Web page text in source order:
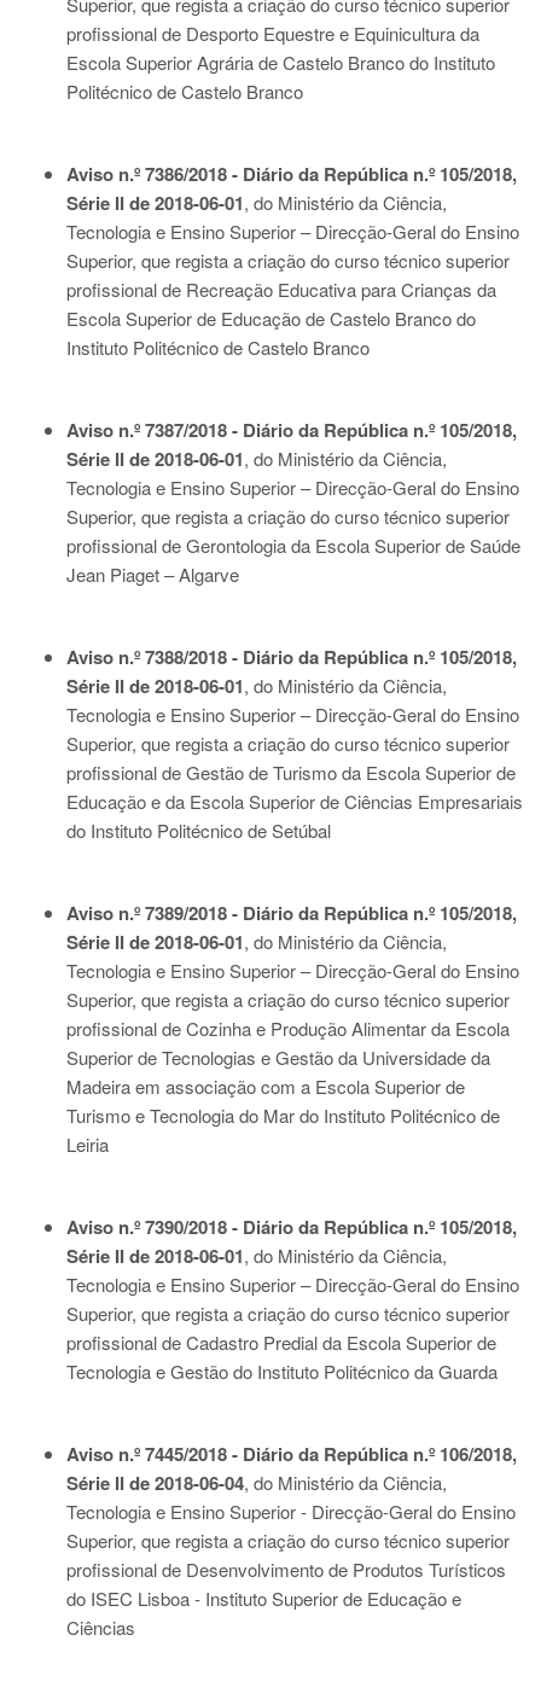
profissional de Desporto Equestre e Equinicultura da
Escola Superior Agrária de Castelo Branco do Instituto
Politécnico de Castelo Branco
Aviso n.º 7386/2018 - Diário da República n.º 105/2018,
Série II de 2018-06-01, do Ministério da Ciência,
Tecnologia e Ensino Superior – Direcção-Geral do Ensino
Superior, que regista a criação do curso técnico superior
profissional de Recreação Educativa para Crianças da
Escola Superior de Educação de Castelo Branco do
Instituto Politécnico de Castelo Branco
Aviso n.º 7387/2018 - Diário da República n.º 105/2018,
Série II de 2018-06-01, do Ministério da Ciência,
Tecnologia e Ensino Superior – Direcção-Geral do Ensino
Superior, que regista a criação do curso técnico superior
profissional de Gerontologia da Escola Superior de Saúde
Jean Piaget – Algarve
Aviso n.º 7388/2018 - Diário da República n.º 105/2018,
Série II de 2018-06-01, do Ministério da Ciência,
Tecnologia e Ensino Superior – Direcção-Geral do Ensino
Superior, que regista a criação do curso técnico superior
profissional de Gestão de Turismo da Escola Superior de
Educação e da Escola Superior de Ciências Empresariais
do Instituto Politécnico de Setúbal
Aviso n.º 7389/2018 - Diário da República n.º 105/2018,
Série II de 2018-06-01, do Ministério da Ciência,
Tecnologia e Ensino Superior – Direcção-Geral do Ensino
Superior, que regista a criação do curso técnico superior
profissional de Cozinha e Produção Alimentar da Escola
Superior de Tecnologias e Gestão da Universidade da
Madeira em associação com a Escola Superior de
Turismo e Tecnologia do Mar do Instituto Politécnico de
Leiria
Aviso n.º 7390/2018 - Diário da República n.º 105/2018,
Série II de 2018-06-01, do Ministério da Ciência,
Tecnologia e Ensino Superior – Direcção-Geral do Ensino
Superior, que regista a criação do curso técnico superior
profissional de Cadastro Predial da Escola Superior de
Tecnologia e Gestão do Instituto Politécnico da Guarda
Aviso n.º 7445/2018 - Diário da República n.º 106/2018,
Série II de 2018-06-04, do Ministério da Ciência,
Tecnologia e Ensino Superior - Direcção-Geral do Ensino
Superior, que regista a criação do curso técnico superior
profissional de Desenvolvimento de Produtos Turísticos
do ISEC Lisboa - Instituto Superior de Educação e
Ciências